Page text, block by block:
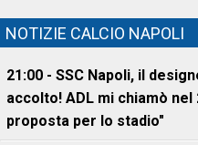
NOTIZIE CALCIO NAPOLI
21:00 - SSC Napoli, il
accolto! ADL mi chiamò
proposta per lo stadio"